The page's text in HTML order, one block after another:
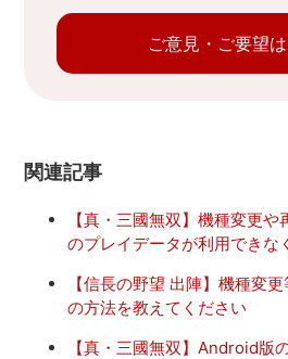
ご意見・ご要望
関連記事
【真・三國無双】機種変更
のプレイデータが利用できな
【信長の野望 出陣】機種変
の方法を教えてください
【真・三國無双】Android版